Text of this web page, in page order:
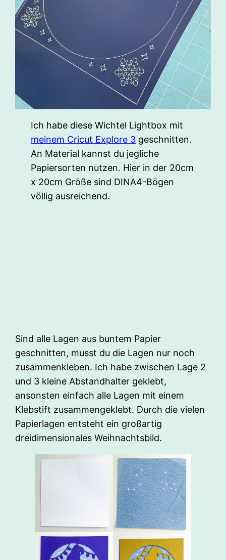
Ich habe diese Wichtel Lightbox mit
meinem Cricut Explore 3 geschnitten.
An Material kannst du jegliche
Papiersorten nutzen. Hier in der 20cm
x 20cm Größe sind DINA4-Bögen
völlig ausreichend.
Sind alle Lagen aus buntem Papier
geschnitten, musst du die Lagen nur noch
zusammenkleben. Ich habe zwischen Lage 2
und 3 kleine Abstandhalter geklebt,
ansonsten einfach alle Lagen mit einem
Klebstift zusammengeklebt. Durch die vielen
Papierlagen entsteht ein großartig
dreidimensionales Weihnachtsbild.